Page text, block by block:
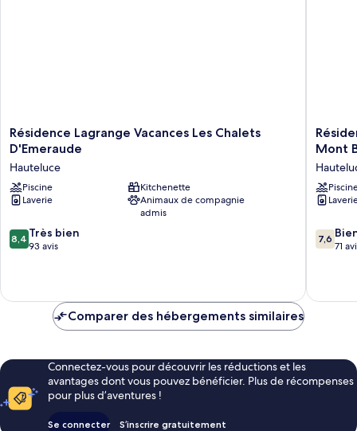
Résidence
Lagrange
Les
Chalets
D'Emeraude
Résidence Lagrange Vacances Les Chalets
D'Emeraude
Hauteluce
Piscine
Kitchenette
Laverie
Animaux de compagnie
admis
8.4
sur
93 avis
8,4 Très bien
93 avis
Les
Chalets
du
Blanc
Mont
7.6
sur
7,6
71
Comparer des hébergements similaires
Connectez-vous pour découvrir les réductions et les
avantages dont vous pouvez bénéficier. Plus de récompenses
pour plus d’aventures !
Se connecter S’inscrire gratuitement